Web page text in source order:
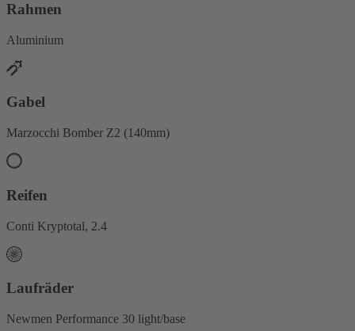
Rahmen
Aluminium
Gabel
Marzocchi Bomber Z2 (140mm)
Reifen
Conti Kryptotal, 2.4
Laufräder
Newmen Performance 30 light/base